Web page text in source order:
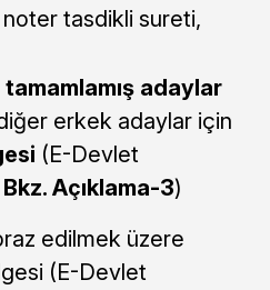
tasdikli sureti,
adaylar
erkek adaylar için
(E-Devlet
Bkz. Açıklama-3)
edilmek üzere
(E-Devlet